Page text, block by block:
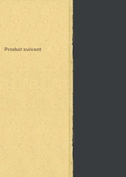
Produit suivant